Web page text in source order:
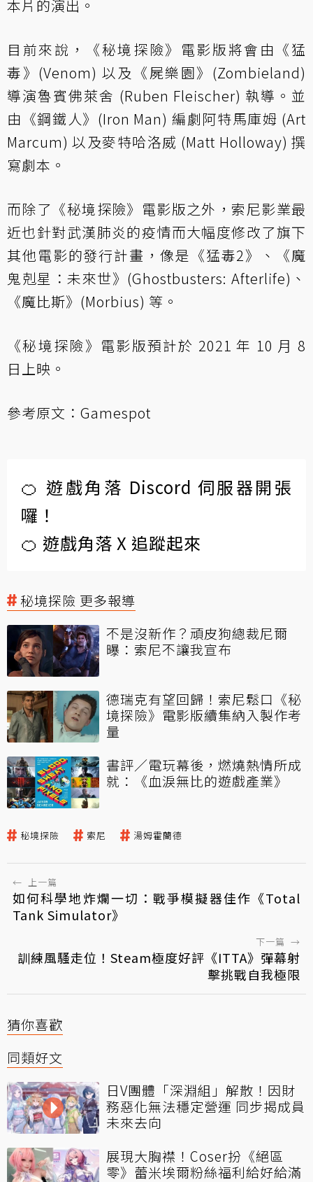
本片的演出。
目前來說，《秘境探險》電影版將會由《猛
毒》(Venom) 以及《屍樂園》(Zombieland)
導演魯賓佛萊舍 (Ruben Fleischer) 執導。並
由《鋼鐵人》(Iron Man) 編劇阿特馬庫姆 (Art
Marcum) 以及麥特哈洛威 (Matt Holloway) 撰
寫劇本。
而除了《秘境探險》電影版之外，索尼影業最
近也針對武漢肺炎的疫情而大幅度修改了旗下
其他電影的發行計畫，像是《猛毒2》、《魔
鬼剋星：未來世》(Ghostbusters: Afterlife)、
《魔比斯》(Morbius) 等。
《秘境探險》電影版預計於 2021 年 10 月 8
日上映。
參考原文： Gamespot
🍊 遊戲角落 Discord 伺服器開張
囉！
🍊 遊戲角落 X 追蹤起來
秘境探險 更多報導
不是沒新作？頑皮狗總裁尼爾
曝：索尼不讓我宣布
德瑞克有望回歸！索尼鬆口《秘
境探險》電影版續集納入製作考
量
書評／電玩幕後，燃燒熱情所成
就：《血淚無比的遊戲產業》
秘境探險 索尼 湯姆霍蘭德
← 上一篇
如何科學地炸爛一切：戰爭模擬器佳作《Total
Tank Simulator》
下一篇 →
訓練風騷走位！Steam極度好評《ITTA》彈幕射
擊挑戰自我極限
猜你喜歡
同類好文
日V團體「深淵組」解散！因財
務惡化無法穩定營運 同步揭成員
未來去向
展現大胸襟！Coser扮《絕區
零》蕾米埃爾粉絲福利給好給滿